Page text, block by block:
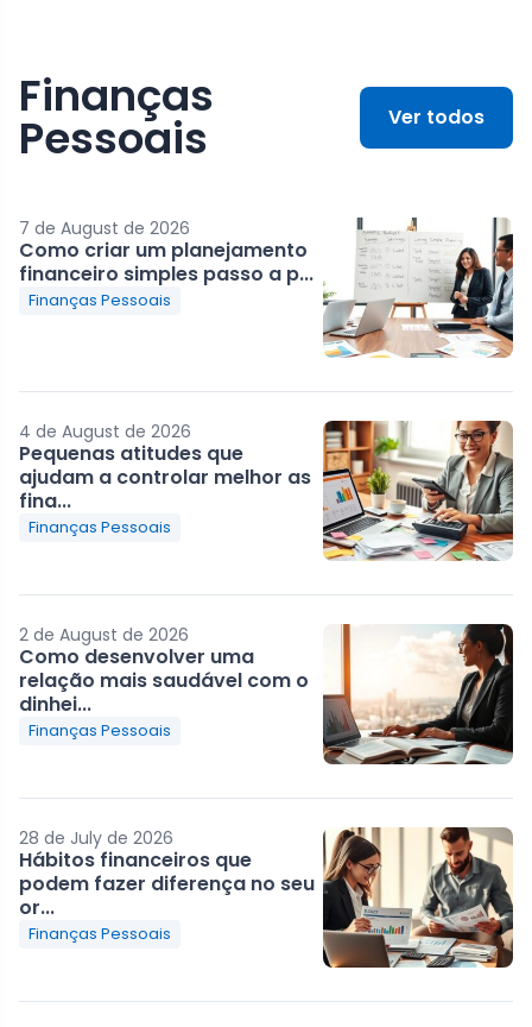
Finanças
Pessoais Ver todos
7 de August de 2026
Como criar um planejamento
financeiro simples passo a p...
Finanças Pessoais
4 de August de 2026
Pequenas atitudes que
ajudam a controlar melhor as
fina...
Finanças Pessoais
2 de August de 2026
Como desenvolver uma
relação mais saudável com o
dinhei...
Finanças Pessoais
28 de July de 2026
Hábitos financeiros que
podem fazer diferença no seu
or...
Finanças Pessoais